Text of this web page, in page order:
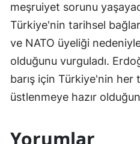
meşruiyet sorunu
Türkiye'nin tarihsel
ve NATO üyeliği
olduğunu vurguladı.
barış için Türkiye'nin her
üstlenmeye hazır
Yorumlar